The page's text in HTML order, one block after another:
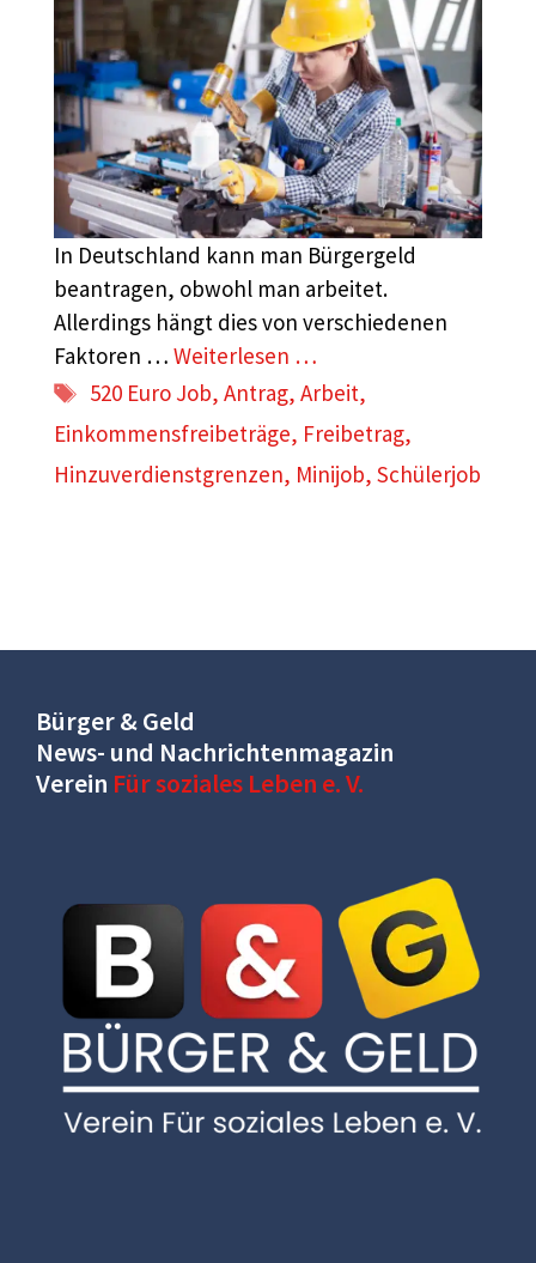
In Deutschland kann man Bürgergeld
beantragen, obwohl man arbeitet.
Allerdings hängt dies von verschiedenen
Faktoren … Weiterlesen …
Schlagwörter
520 Euro Job,Antrag,Arbeit,
Einkommensfreibeträge, Freibetrag,
Hinzuverdienstgrenzen, Minijob, Schülerjob
Bürger & Geld
News- und Nachrichtenmagazin
Verein Für soziales Leben e. V.